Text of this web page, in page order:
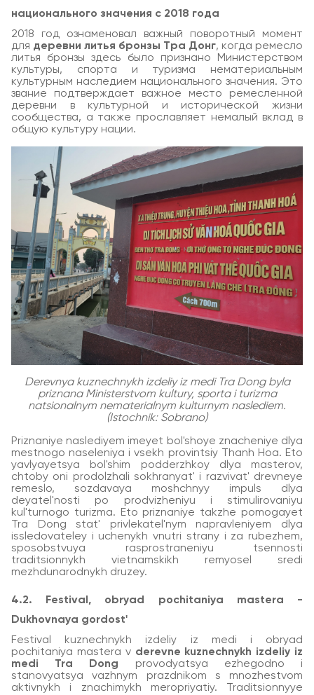
национального значения с 2018 года
2018 год ознаменовал важный поворотный момент
для деревни литья бронзы Тра Донг, когда ремесло
литья бронзы здесь было признано Министерством
культуры, спорта и туризма нематериальным
культурным наследием национального значения. Это
звание подтверждает важное место ремесленной
деревни в культурной и исторической жизни
сообщества, а также прославляет немалый вклад в
общую культуру нации.
Derevnya kuznechnykh izdeliy iz medi Tra Dong byla
priznana Ministerstvom kultury, sporta i turizma
natsionalnym nematerialnym kulturnym naslediem.
(Istochnik: Sobrano)
Priznaniye naslediyem imeyet bol'shoye znacheniye dlya
mestnogo naseleniya i vsekh provintsiy Thanh Hoa. Eto
yavlyayetsya bol'shim podderzhkoy dlya masterov,
chtoby oni prodolzhali sokhranyat' i razvivat' drevneye
remeslo, sozdavaya moshchnyy impuls dlya
deyatel'nosti po prodvizheniyu i stimulirovaniyu
kul'turnogo turizma. Eto priznaniye takzhe pomogayet
Tra Dong stat' privlekatel'nym napravleniyem dlya
issledovateley i uchenykh vnutri strany i za rubezhem,
sposobstvuya rasprostraneniyu tsennosti
traditsionnykh vietnamskikh remyosel sredi
mezhdunarodnykh druzey.
4.2. Festival, obryad pochitaniya mastera -
Dukhovnaya gordost'
Festival kuznechnykh izdeliy iz medi i obryad
pochitaniya mastera v derevne kuznechnykh izdeliy iz
medi Tra Dong provodyatsya ezhegodno i
stanovyatsya vazhnym prazdnikom s mnozhestvom
aktivnykh i znachimykh meropriyatiy. Traditsionnyye